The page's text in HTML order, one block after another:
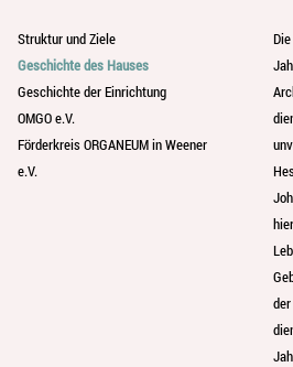
Struktur und Ziele
Geschichte des Hauses
Geschichte der Einrichtung
OMGO e.V.
Förderkreis ORGANEUM in Weener
e.V.